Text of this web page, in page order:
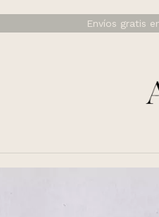
Envíos gratis